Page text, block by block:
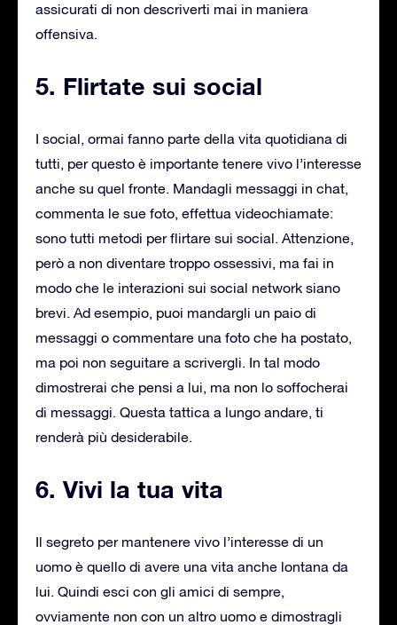
assicurati di non descriverti mai in maniera
offensiva.
5. Flirtate sui social
I social, ormai fanno parte della vita quotidiana di
tutti, per questo è importante tenere vivo l’interesse
anche su quel fronte. Mandagli messaggi in chat,
commenta le sue foto, effettua videochiamate:
sono tutti metodi per flirtare sui social. Attenzione,
però a non diventare troppo ossessivi, ma fai in
modo che le interazioni sui social network siano
brevi. Ad esempio, puoi mandargli un paio di
messaggi o commentare una foto che ha postato,
ma poi non seguitare a scrivergli. In tal modo
dimostrerai che pensi a lui, ma non lo soffocherai
di messaggi. Questa tattica a lungo andare, ti
renderà più desiderabile.
6. Vivi la tua vita
Il segreto per mantenere vivo l’interesse di un
uomo è quello di avere una vita anche lontana da
lui. Quindi esci con gli amici di sempre,
ovviamente non con un altro uomo e dimostragli